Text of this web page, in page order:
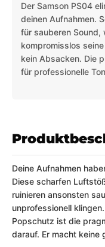
Der Samson PS04
deinen Aufnahmen.
für sauberen Sound,
kompromisslos
kein Absacken. Die
für professionelle
Deine Aufnahmen
Diese scharfen
ruinieren ansonsten
unprofessionell
Popschutz ist die
darauf. Er macht keine